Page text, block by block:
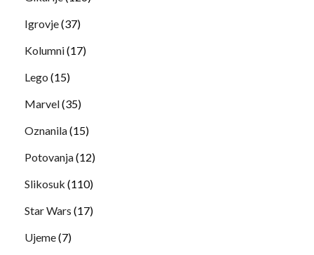
Igrovje(37)
Kolumni(17)
Lego (15)
Marvel(35)
Oznanila(15)
Potovanja(12)
Slikosuk (110)
Star Wars (17)
Ujeme(7)